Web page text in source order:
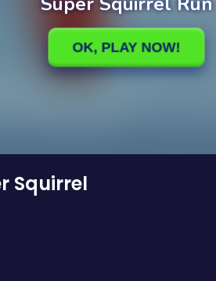
Squirrel